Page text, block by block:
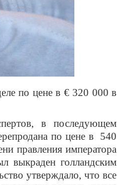
по цене в € 320 000 в
в последующем
по цене в 540
правления императора
выкраден голландским
утверждало, что все